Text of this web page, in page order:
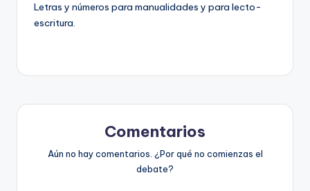
Letras y números para manualidades y para lecto-
escritura.
Comentarios
Aún no hay comentarios. ¿Por qué no comienzas el
debate?